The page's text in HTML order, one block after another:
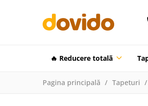
🔥 Reducere totalã
Pagina principală Tapeturi